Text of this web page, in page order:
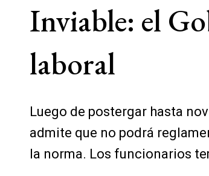
Inviable: el
laboral
Luego de postergar hasta
admite que no podrá
la norma. Los funcionarios